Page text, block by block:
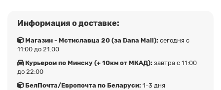
Информация о доставке:
Магазин - Мстиславца 20 (за Dana Mall): сегодня с
11:00 до 21.00
Курьером по Минску (+ 10км от МКАД): завтра с 11:00
до 22:00
БелПочта/Европочта по Беларуси: 1-3 дня